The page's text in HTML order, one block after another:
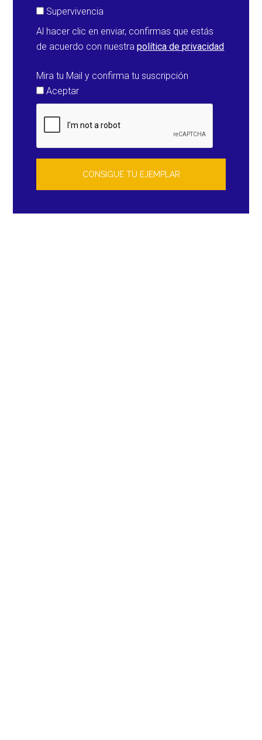
Supervivencia
Al hacer clic en enviar, confirmas que estás
de acuerdo con nuestrapolítica de privacidad
Mira tu Mail y confirma tu suscripción
Aceptar